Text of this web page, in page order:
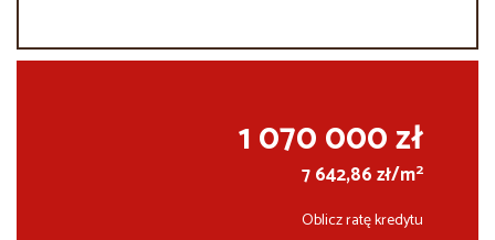
1 070 000 zł
7 642,86 zł/m2
Oblicz ratę kredytu